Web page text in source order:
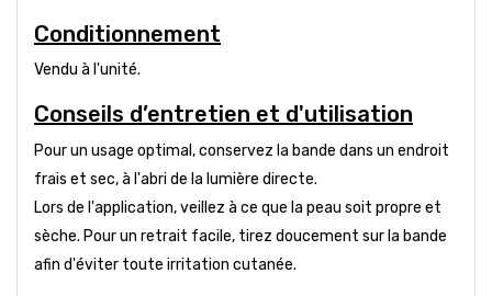
Conditionnement
Vendu à l'unité.
Conseils d’entretien et d'utilisation
Pour un usage optimal, conservez la bande dans un endroit
frais et sec, à l'abri de la lumière directe.
Lors de l'application, veillez à ce que la peau soit propre et
sèche. Pour un retrait facile, tirez doucement sur la bande
afin d'éviter toute irritation cutanée.